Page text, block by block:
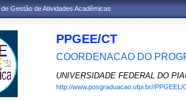
Gestão de Atividades Acadêmicas
PPGEE/CT
COORDENACAO DO
UNIVERSIDADE FEDERAL DO
http://www.posgraduacao.ufpi.br//PPGEEL/